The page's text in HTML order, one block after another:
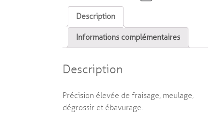
Description
Informations complémentaires
Description
Précision élevée de fraisage, meulage,
dégrossir et ébavurage.